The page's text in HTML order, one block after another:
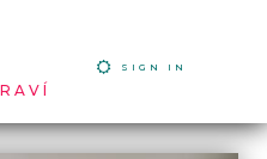
SIGN IN